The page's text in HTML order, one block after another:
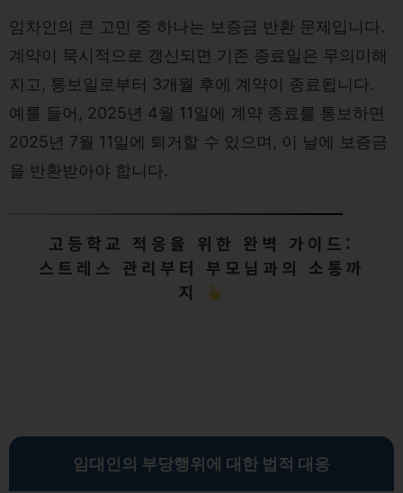
임차인의 큰 고민 중 하나는 보증금 반환 문제입니다.
계약이 묵시적으로 갱신되면 기존 종료일은 무의미해
지고, 통보일로부터 3개월 후에 계약이 종료됩니다.
예를 들어, 2025년 4월 11일에 계약 종료를 통보하면
2025년 7월 11일에 퇴거할 수 있으며, 이 날에 보증금
을 반환받아야 합니다.
고등학교 적응을 위한 완벽 가이드:
스트레스 관리부터 부모님과의 소통까
지
임대인의 부당행위에 대한 법적 대응